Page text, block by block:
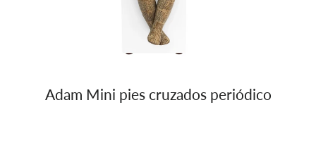
Adam Mini pies cruzados periódico